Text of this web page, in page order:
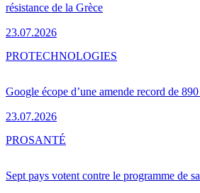
résistance de la Grèce
23.07.2026
Google écope d’une amende record de
23.07.2026
PROTECHNOLOGIES
Sept pays votent contre le programme de
PROSANTÉ